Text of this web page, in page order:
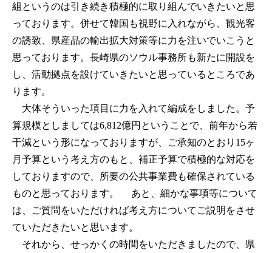
組というのは引き続き積極的に取り組んでいきたいと思
っております。併せて韓国も視野に入れながら、観光客
の誘致、県産品の輸出拡大対策等に力を注いでいこうと
思っております。長崎県のソウル事務所も新たに開設を
し、活動拠点を設けていきたいと思っているところであ
ります。
大体そういった項目に力を入れて編成をしました。予
算規模としましては6,812億円ということで、前年から若
干減という形になっておりますが、ご承知のとおり15ヶ
月予算という考え方のもと、補正予算で積極的な対応を
しておりますので、所要の公共事業費も確保されている
ものと思っております。 あと、細かな事項等について
は、ご質問をいただければ考え方についてご説明をさせ
ていただきたいと思います。
それから、せっかくの時間をいただきましたので、県